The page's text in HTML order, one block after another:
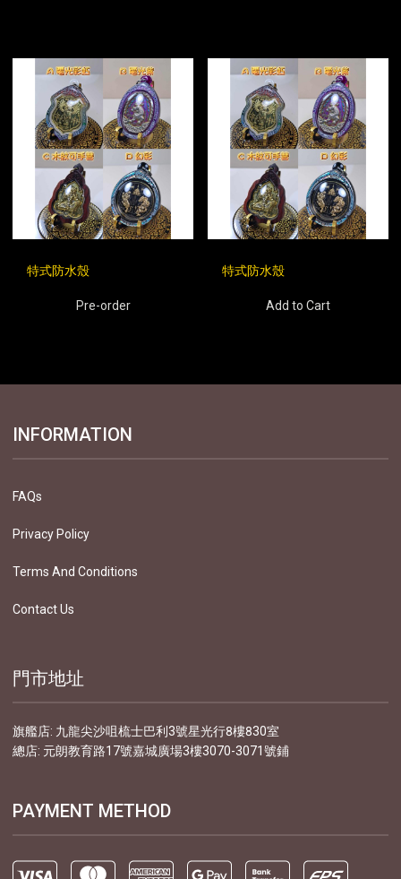
特式防水殼
Pre-order
特式防水殼
Add to Cart
INFORMATION
FAQs
Privacy Policy
Terms And Conditions
Contact Us
門市地址
旗艦店: 九龍尖沙咀梳士巴利3號星光行8樓830室
總店: 元朗教育路17號嘉城廣場3樓3070-3071號鋪
PAYMENT METHOD